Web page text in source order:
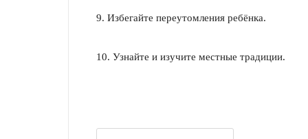
9. Избегайте переутомления ребёнка.
10. Узнайте и изучите местные традиции.